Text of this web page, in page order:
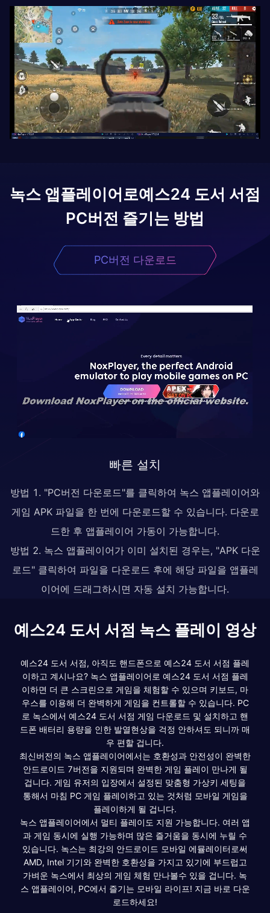
녹스 앱플레이어로예스24 도서 서점
PC버전 즐기는 방법
PC버전 다운로드
빠른 설치
방법 1. "PC버전 다운로드"를 클릭하여 녹스 앱플레이어와
게임 APK 파일을 한 번에 다운로드할 수 있습니다. 다운로
드한 후 앱플레이어 가동이 가능합니다.
방법 2. 녹스 앱플레이어가 이미 설치된 경우는, "APK 다운
로드" 클릭하여 파일을 다운로드 후에 해당 파일을 앱플레
이어에 드래그하시면 자동 설치 가능합니다.
예스24 도서 서점 녹스 플레이 영상
예스24 도서 서점, 아직도 핸드폰으로 예스24 도서 서점 플레
이하고 계시나요? 녹스 앱플레이어로 예스24 도서 서점 플레
이하면 더 큰 스크린으로 게임을 체험할 수 있으며 키보드, 마
우스를 이용해 더 완벽하게 게임을 컨트롤할 수 있습니다. PC
로 녹스에서 예스24 도서 서점 게임 다운로드 및 설치하고 핸
드폰 배터리 용량을 인한 발열현상을 걱정 안하셔도 되니까 매
우 편할 겁니다.
최신버전의 녹스 앱플레이어에서는 호환성과 안전성이 완벽한
안드로이드 7버전을 지원되며 완벽한 게임 플레이 만나게 될
겁니다. 게임 유저의 입장에서 설정된 맞춤형 가상키 세팅을
통해서 마침 PC 게임 플레이하고 있는 것처럼 모바일 게임을
플레이하게 될 겁니다.
녹스 앱플레이어에서 멀티 플레이도 지원 가능합니다. 여러 앱
과 게임 동시에 실행 가능하며 많은 즐거움을 동시에 누릴 수
있습니다. 녹스는 최강의 안드로이드 모바일 에뮬레이터로써
AMD, Intel 기기와 완벽한 호환성을 가지고 있기에 부드럽고
가벼운 녹스에서 최상의 게임 체험 만나볼수 있을 겁니다. 녹
스 앱플레이어, PC에서 즐기는 모바일 라이프! 지금 바로 다운
로드하세요!